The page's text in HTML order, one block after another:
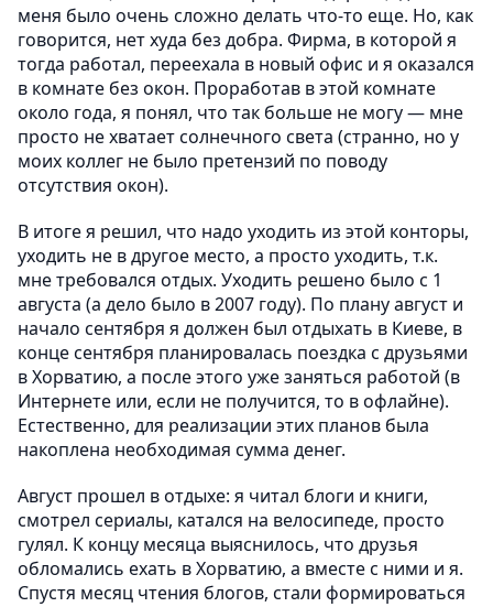
меня было очень сложно делать что-то еще. Но, как
говорится, нет худа без добра. Фирма, в которой я
тогда работал, переехала в новый офис и я оказался
в комнате без окон. Проработав в этой комнате
около года, я понял, что так больше не могу — мне
просто не хватает солнечного света (странно, но у
моих коллег не было претензий по поводу
отсутствия окон).
В итоге я решил, что надо уходить из этой конторы,
уходить не в другое место, а просто уходить, т.к.
мне требовался отдых. Уходить решено было с 1
августа (а дело было в 2007 году). По плану август и
начало сентября я должен был отдыхать в Киеве, в
конце сентября планировалась поездка с друзьями
в Хорватию, а после этого уже заняться работой (в
Интернете или, если не получится, то в офлайне).
Естественно, для реализации этих планов была
накоплена необходимая сумма денег.
Август прошел в отдыхе: я читал блоги и книги,
смотрел сериалы, катался на велосипеде, просто
гулял. К концу месяца выяснилось, что друзья
обломались ехать в Хорватию, а вместе с ними и я.
Спустя месяц чтения блогов, стали формироваться